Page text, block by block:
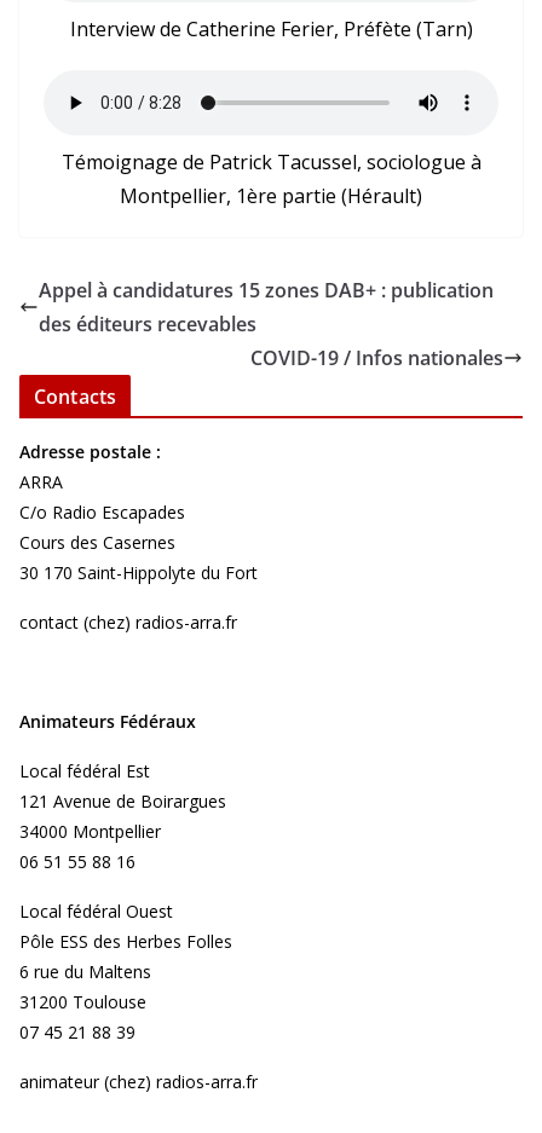
Interview de Catherine Ferier, Préfète (Tarn)
Témoignage de Patrick Tacussel, sociologue à
Montpellier, 1ère partie (Hérault)
Appel à candidatures 15 zones DAB+ : publication
des éditeurs recevables
COVID-19 / Infos nationales
Contacts
Adresse postale :
ARRA
C/o Radio Escapades
Cours des Casernes
30 170 Saint-Hippolyte du Fort
contact (chez) radios-arra.fr
Animateurs Fédéraux
Local fédéral Est
121 Avenue de Boirargues
34000 Montpellier
06 51 55 88 16
Local fédéral Ouest
Pôle ESS des Herbes Folles
6 rue du Maltens
31200 Toulouse
07 45 21 88 39
animateur (chez) radios-arra.fr